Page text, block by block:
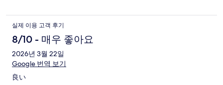
실제 이용 고객 후기
8/10 - 매우 좋아요
2026년 3월 22일
Google 번역 보기
良い